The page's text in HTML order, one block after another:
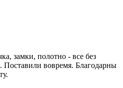
замки, полотно - все без
Поставили вовремя. Благодарны